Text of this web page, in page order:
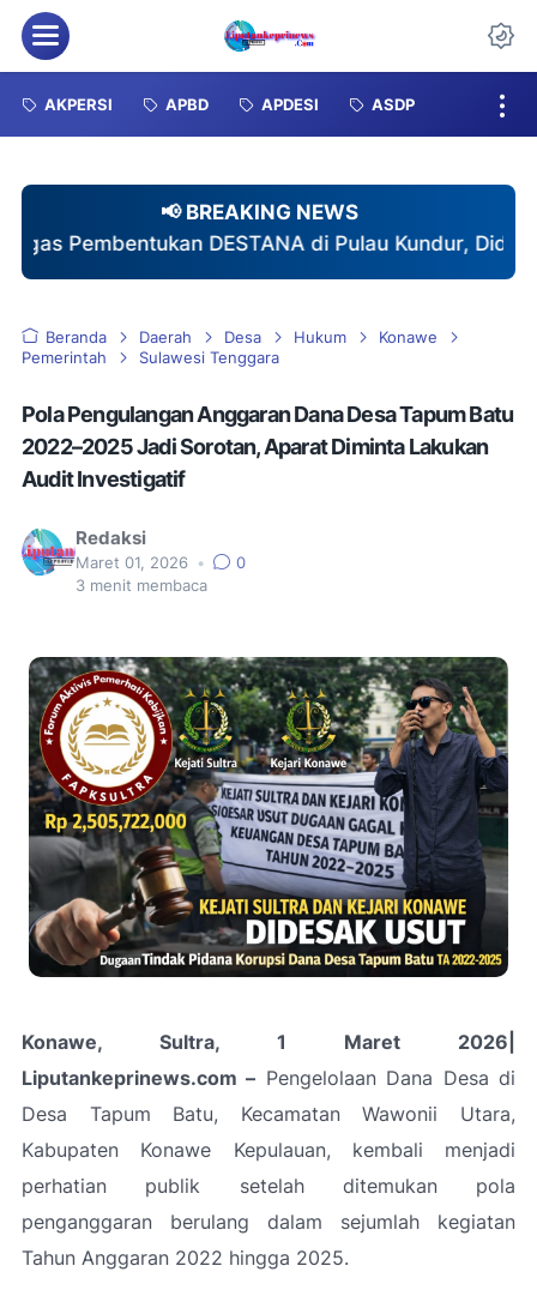
Menu
AKPERSI APBD APDESI ASDP
📢 BREAKING NEWS
di Pulau Kundur, Didukung Berbagai
Beranda Daerah Desa Hukum
Konawe
Pemerintah
Sulawesi Tenggara
Pola Pengulangan Anggaran Dana Desa Tapum Batu
2022–2025 Jadi Sorotan, Aparat Diminta Lakukan
Audit Investigatif
Redaksi
Maret 01, 2026 •
0
3 menit membaca
Konawe, Sultra, 1 Maret 2026|
Liputankeprinews.com – Pengelolaan Dana Desa di
Desa Tapum Batu, Kecamatan Wawonii Utara,
Kabupaten Konawe Kepulauan, kembali menjadi
perhatian publik setelah ditemukan pola
penganggaran berulang dalam sejumlah kegiatan
Tahun Anggaran 2022 hingga 2025.